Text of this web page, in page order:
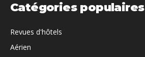
Catégories populaires
Revues d'hôtels
Aérien